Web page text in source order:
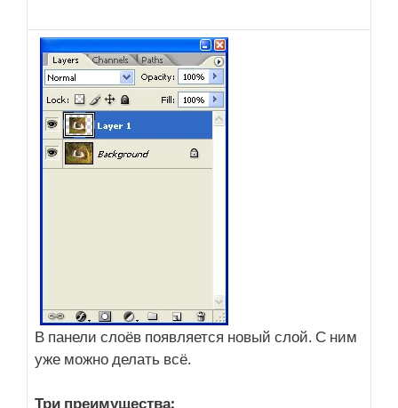
В панели слоёв появляется новый слой. С ним
уже можно делать всё.
Три преимущества: